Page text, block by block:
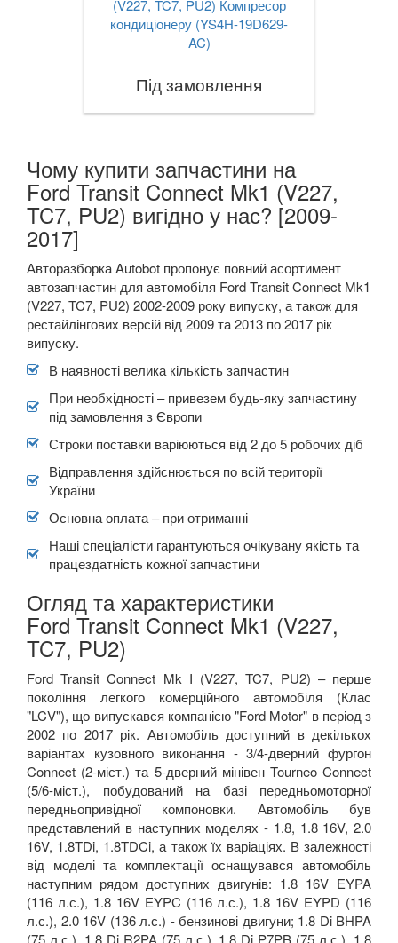
(V227, TC7, PU2) Компресор
кондиціонеру (YS4H-19D629-
AC)
Під замовлення
Чому купити запчастини на
Ford Transit Connect Mk1 (V227,
TC7, PU2) вигідно у нас? [2009-
2017]
Авторазборка Autobot пропонує повний асортимент
автозапчастин для автомобіля Ford Transit Connect Mk1
(V227, TC7, PU2) 2002-2009 року випуску, а також для
рестайлінгових версій від 2009 та 2013 по 2017 рік
випуску.
В наявності велика кількість запчастин
При необхідності – привезем будь-яку запчастину
під замовлення з Європи
Строки поставки варіюються від 2 до 5 робочих діб
Відправлення здійснюється по всій території
України
Основна оплата – при отриманні
Наші спеціалісти гарантуються очікувану якість та
працездатність кожної запчастини
Огляд та характеристики
Ford Transit Connect Mk1 (V227,
TC7, PU2)
Ford Transit Connect Mk I (V227, TC7, PU2) – перше
покоління легкого комерційного автомобіля (Клас
"LCV"), що випускався компанією "Ford Motor" в період з
2002 по 2017 рік. Автомобіль доступний в декількох
варіантах кузовного виконання - 3/4-дверний фургон
Connect (2-міст.) та 5-дверний мінівен Tourneo Connect
(5/6-міст.), побудований на базі передньомоторної
передньопривідної компоновки. Автомобіль був
представлений в наступних моделях - 1.8, 1.8 16V, 2.0
16V, 1.8TDi, 1.8TDCi, а також їх варіаціях. В залежності
від моделі та комплектації оснащувався автомобіль
наступним рядом доступних двигунів: 1.8 16V EYPA
(116 л.с.), 1.8 16V EYPC (116 л.с.), 1.8 16V EYPD (116
л.с.), 2.0 16V (136 л.с.) - бензинові двигуни; 1.8 Di BHPA
(75 л.с.), 1.8 Di R2PA (75 л.с.), 1.8 Di P7PB (75 л.с.), 1.8